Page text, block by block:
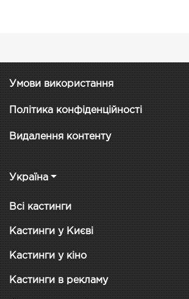
Умови використання
Політика конфіденційності
Видалення контенту
Україна
Всі кастинги
Кастинги у Києві
Кастинги у кіно
Кастинги в рекламу